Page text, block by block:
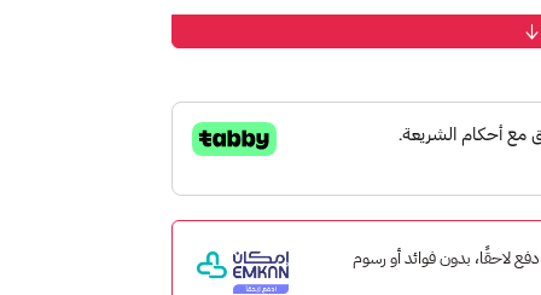
على ستيم.
والمزيد من متجر ستيم.
ستيم الخاص بك.
ادفع لاحقًا، بدون فوائد أو رسوم